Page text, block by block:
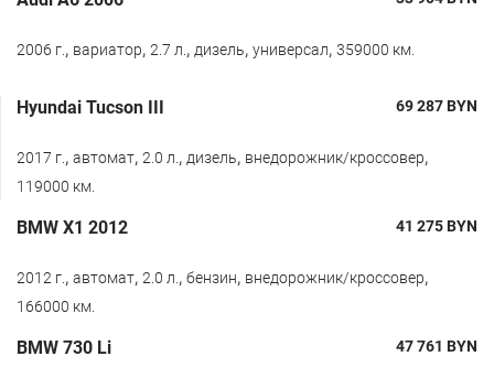
2006 г., вариатор, 2.7 л., дизель, универсал, 359000 км.
Hyundai Tucson III 69 287BYN
2017 г., автомат, 2.0 л., дизель, внедорожник/кроссовер,
119000 км.
BMW X1 2012 41 275BYN
2012 г., автомат, 2.0 л., бензин, внедорожник/кроссовер,
166000 км.
BMW 730 Li 47 761 BYN